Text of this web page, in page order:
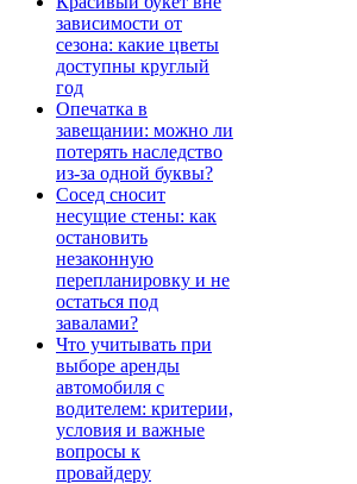
зависимости от
сезона: какие цветы
доступны круглый
год
Опечатка в
завещании: можно ли
потерять наследство
из-за одной буквы?
Сосед сносит
несущие стены: как
остановить
незаконную
перепланировку и не
остаться под
завалами?
Что учитывать при
выборе аренды
автомобиля с
водителем: критерии,
условия и важные
вопросы к
провайдеру